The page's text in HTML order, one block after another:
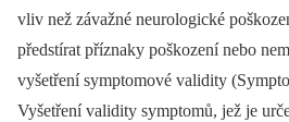
vliv než závažné neurologické
předstírat příznaky poškození nebo
vyšetření symptomové validity
Vyšetření validity symptomů, jež je